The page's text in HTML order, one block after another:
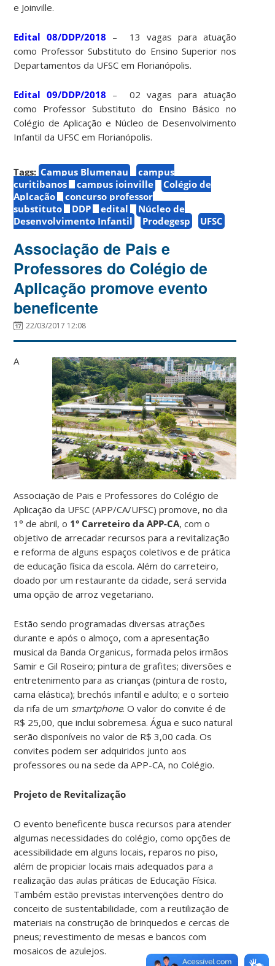
e Joinville.
Edital 08/DDP/2018 – 13 vagas para atuação
como Professor Substituto do Ensino Superior nos
Departamentos da UFSC em Florianópolis.
Edital 09/DDP/2018 – 02 vagas para atuação
como Professor Substituto do Ensino Básico no
Colégio de Aplicação e Núcleo de Desenvolvimento
Infantil da UFSC em Florianópolis.
Tags: Campus Blumenau
campus
curitibanos
campus joinville
Colégio de
Aplcação
concurso professor
substituto
DDP edital
Núcleo de
Desenvolvimento Infantil
Prodegesp UFSC
Associação de Pais e
Professores do Colégio de
Aplicação promove evento
beneficente
22/03/2017 12:08
A
Associação de Pais e Professores do Colégio de
Aplicação da UFSC (APP/CA/UFSC) promove, no dia
1° de abril, o 1° Carreteiro da APP-CA, com o
objetivo de arrecadar recursos para a revitalização
e reforma de alguns espaços coletivos e de prática
de educação física da escola. Além do carreteiro,
doado por um restaurante da cidade, será servida
uma opção de arroz vegetariano.
Estão sendo programadas diversas atrações
durante e após o almoço, com a apresentação
musical da Banda Organicus, formada pelos irmãos
Samir e Gil Roseiro; pintura de grafites; diversões e
entretenimento para as crianças (pintura de rosto,
cama elástica); brechós infantil e adulto; e o sorteio
da rifa de um smartphone. O valor do convite é de
R$ 25,00, que inclui sobremesa. Água e suco natural
serão disponíveis no valor de R$ 3,00 cada. Os
convites podem ser adquiridos junto aos
professores ou na sede da APP-CA, no Colégio.
Projeto de Revitalização
O evento beneficente busca recursos para atender
algumas necessidades do colégio, como opções de
acessibilidade em alguns locais, reparos no piso,
além de propiciar locais mais adequados para a
realização das aulas práticas de Educação Física.
Também estão previstas intervenções dentro do
conceito de sustentabilidade, com a reutilização de
materiais na construção de brinquedos e cercas de
pneus; revestimento de mesas e bancos com
mosaicos de azulejos.